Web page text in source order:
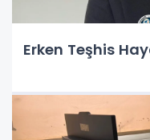
Erken Teşhis